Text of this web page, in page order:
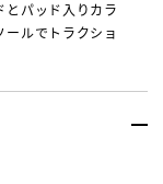
とパッド入りカラ
ールでトラクショ